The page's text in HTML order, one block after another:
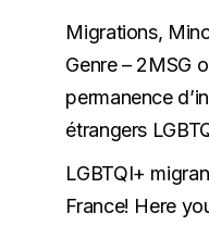
Migrations,
Genre – 2MSG
permanence
étrangers
LGBTQI+
France! Here